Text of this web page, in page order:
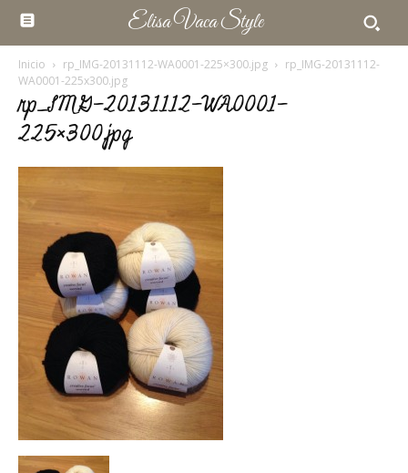
Elisa Vaca Style
Inicio rp_IMG-20131112-WA0001-225×300.jpg
rp_IMG-20131112-
WA0001-225x300.jpg
rp_IMG-20131112-WA0001-
225×300.jpg